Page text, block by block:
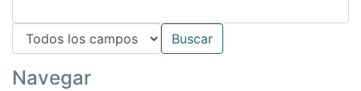
Navegar